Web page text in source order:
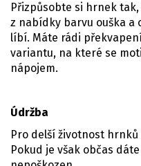
Přizpůsobte si hrnek
z nabídky barvu ouška a
líbí. Máte rádi
variantu, na které se
nápojem.
Údržba
Pro delší životnost
Pokud je však občas